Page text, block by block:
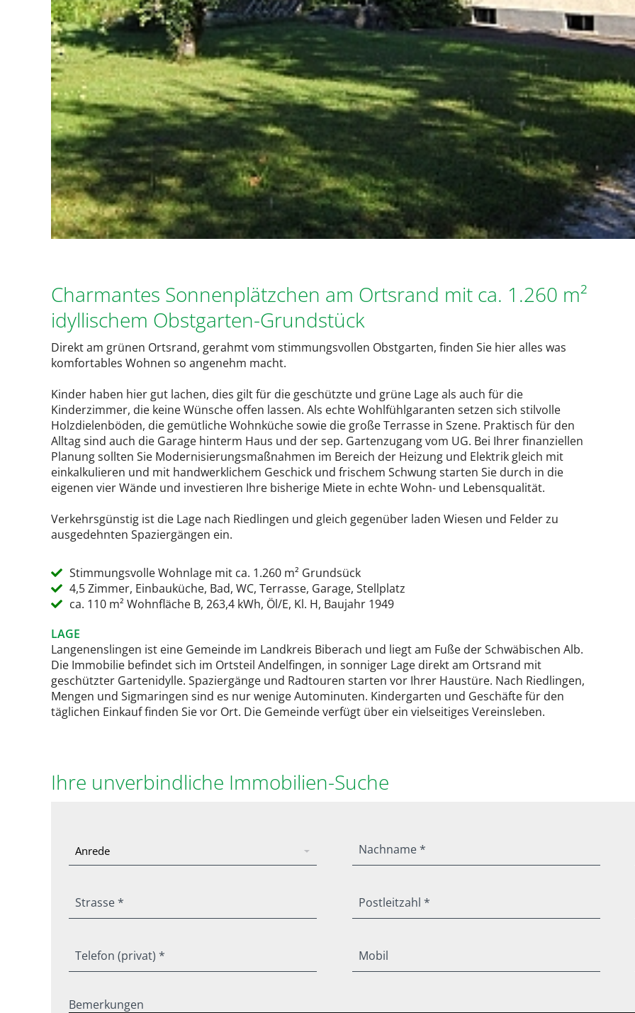
Charmantes Sonnenplätzchen am Ortsrand mit ca. 1.260 m²
idyllischem Obstgarten-Grundstück
Direkt am grünen Ortsrand, gerahmt vom stimmungsvollen Obstgarten, finden Sie hier alles was
komfortables Wohnen so angenehm macht.
Kinder haben hier gut lachen, dies gilt für die geschützte und grüne Lage als auch für die
Kinderzimmer, die keine Wünsche offen lassen. Als echte Wohlfühlgaranten setzen sich stilvolle
Holzdielenböden, die gemütliche Wohnküche sowie die große Terrasse in Szene. Praktisch für den
Alltag sind auch die Garage hinterm Haus und der sep. Gartenzugang vom UG. Bei Ihrer finanziellen
Planung sollten Sie Modernisierungsmaßnahmen im Bereich der Heizung und Elektrik gleich mit
einkalkulieren und mit handwerklichem Geschick und frischem Schwung starten Sie durch in die
eigenen vier Wände und investieren Ihre bisherige Miete in echte Wohn- und Lebensqualität.
Verkehrsgünstig ist die Lage nach Riedlingen und gleich gegenüber laden Wiesen und Felder zu
ausgedehnten Spaziergängen ein.
Stimmungsvolle Wohnlage mit ca. 1.260 m² Grundsück
4,5 Zimmer, Einbauküche, Bad, WC, Terrasse, Garage, Stellplatz
ca. 110 m² Wohnfläche B, 263,4 kWh, Öl/E, Kl. H, Baujahr 1949
LAGE
Langenenslingen ist eine Gemeinde im Landkreis Biberach und liegt am Fuße der Schwäbischen Alb.
Die Immobilie befindet sich im Ortsteil Andelfingen, in sonniger Lage direkt am Ortsrand mit
geschützter Gartenidylle. Spaziergänge und Radtouren starten vor Ihrer Haustüre. Nach Riedlingen,
Mengen und Sigmaringen sind es nur wenige Autominuten. Kindergarten und Geschäfte für den
täglichen Einkauf finden Sie vor Ort. Die Gemeinde verfügt über ein vielseitiges Vereinsleben.
Ihre unverbindliche Immobilien-Suche
Nachname *
Strasse * Postleitzahl *
Telefon (privat) * Mobil
Bemerkungen